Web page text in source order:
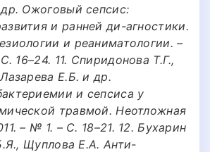
Ожоговый сепсис:
и ранней ди-агностики.
и реаниматологии. –
16–24. 11. Спиридонова Т.Г.,
Е.Б. и др.
и сепсиса у
травмой. Hеотложная
– № 1. – С. 18–21. 12. Бухарин
Щуплова Е.А. Анти-